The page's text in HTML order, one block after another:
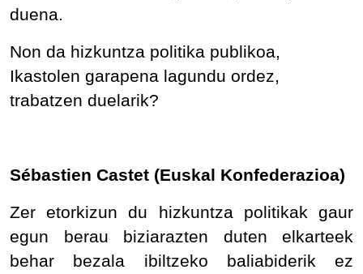
duena.
Non da hizkuntza politika publikoa,
Ikastolen garapena lagundu ordez,
trabatzen duelarik?
Sébastien Castet (Euskal Konfederazioa)
Zer etorkizun du hizkuntza politikak gaur
egun berau biziarazten duten elkarteek
behar bezala ibiltzeko baliabiderik ez